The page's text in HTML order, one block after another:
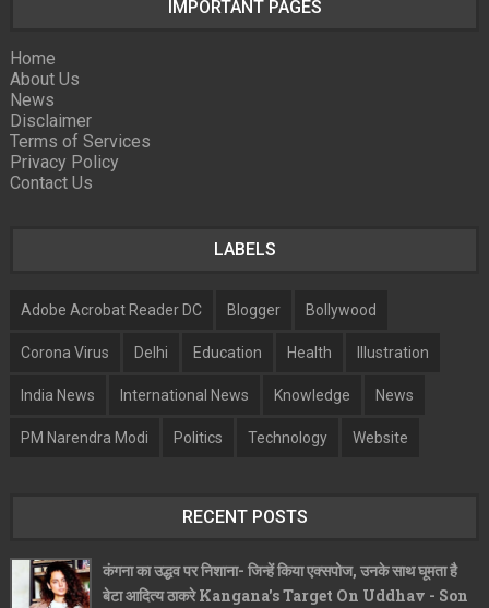
IMPORTANT PAGES
Home
About Us
News
Disclaimer
Terms of Services
Privacy Policy
Contact Us
LABELS
Adobe Acrobat Reader DC Blogger Bollywood
Corona Virus Delhi Education Health Illustration
India News International News Knowledge News
PM Narendra Modi Politics Technology Website
RECENT POSTS
कंगना का उद्धव पर निशाना- जिन्हें किया एक्सपोज, उनके साथ घूमता है
बेटा आदित्य ठाकरे Kangana's Target On Uddhav - Son